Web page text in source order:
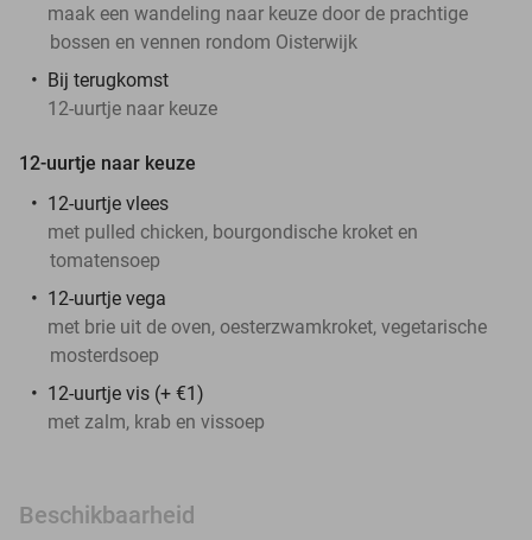
maak een wandeling naar keuze door de prachtige
bossen en vennen rondom Oisterwijk
Bij terugkomst
12-uurtje naar keuze
12-uurtje naar keuze
12-uurtje vlees
met pulled chicken, bourgondische kroket en
tomatensoep
12-uurtje vega
met brie uit de oven, oesterzwamkroket, vegetarische
mosterdsoep
12-uurtje vis (+ €1)
met zalm, krab en vissoep
Beschikbaarheid